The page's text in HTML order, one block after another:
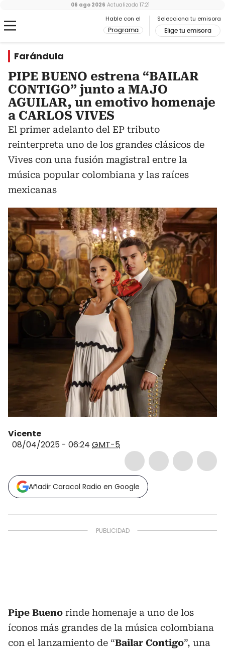
Hable con el
Programa
Selecciona tu emisora
Elige tu emisora
06 ago 2026 Actualizado 17:21
Farándula
PIPE BUENO estrena “BAILAR
CONTIGO” junto a MAJO
AGUILAR, un emotivo homenaje
a CARLOS VIVES
El primer adelanto del EP tributo
reinterpreta uno de los grandes clásicos de
Vives con una fusión magistral entre la
música popular colombiana y las raíces
mexicanas
Vicente
08/04/2025 - 06:24 GMT-5
Añadir Caracol Radio en Google
Pipe Bueno rinde homenaje a uno de los
íconos más grandes de la música colombiana
con el lanzamiento de “Bailar Contigo”, una